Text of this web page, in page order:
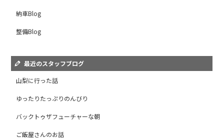
納車Blog
整備Blog
最近のスタッフブログ
山梨に行った話
ゆったりたっぷりのんびり
バックトゥザフューチャーな朝
ご飯屋さんのお話